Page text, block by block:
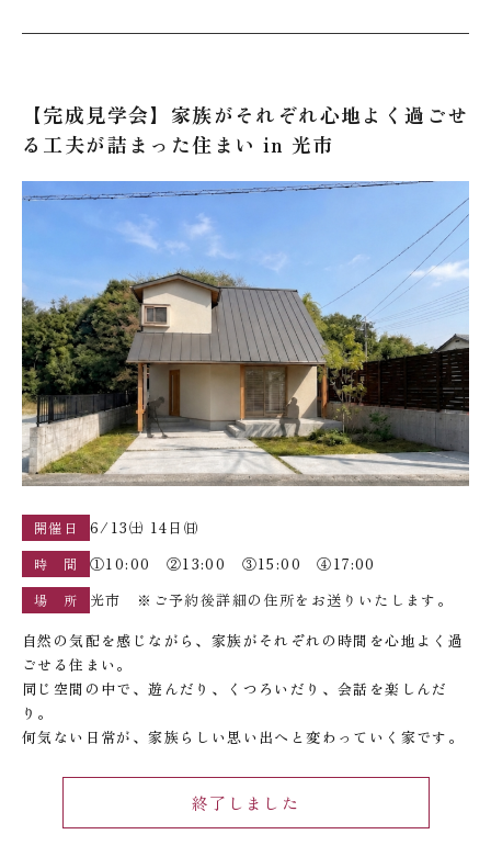
【完成見学会】家族がそれぞれ心地よく過ごせ
る工夫が詰まった住まい in 光市
開催日 6/13㈯ 14日㈰
時 間 ①10:00 ②13:00 ③15:00 ④17:00
場 所
光市 ※ご予約後詳細の住所をお送りいたします。
自然の気配を感じながら、家族がそれぞれの時間を心地よく過
ごせる住まい。
同じ空間の中で、遊んだり、くつろいだり、会話を楽しんだ
り。
何気ない日常が、家族らしい思い出へと変わっていく家です。
終了しました